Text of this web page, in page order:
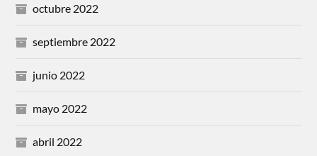
octubre 2022
septiembre 2022
junio 2022
mayo 2022
abril 2022